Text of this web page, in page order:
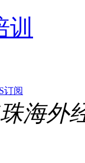
订阅
珠海